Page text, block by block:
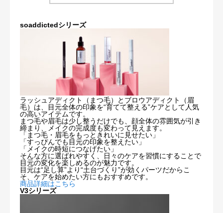
soaddictedシリーズ
ラッシュアディクト（まつ毛）とブロウアディクト（眉
毛）は、目元全体の印象を“育てて整える”ケアとして人気
の高いアイテムです。
まつ毛や眉毛は少し整うだけでも、顔全体の雰囲気が引き
締まり、メイクの完成度も変わって見えます。
「まつ毛・眉毛をもっときれいに見せたい」
「すっぴんでも目元の印象を整えたい」
「メイクの時短につなげたい」
そんな方に選ばれやすく、日々のケアを習慣にすることで
目元の変化を楽しめるのが魅力です。
目元は“足し算”より“土台づくり”が効くパーツだからこ
そ、ケアを始めたい方にもおすすめです。
商品詳細はこちら
V3シリーズ